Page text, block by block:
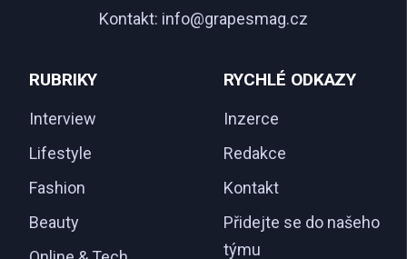
Kontakt: info@grapesmag.cz
RUBRIKY
Interview
Lifestyle
Fashion
Beauty
RYCHLÉ ODKAZY
Inzerce
Redakce
Kontakt
Přidejte se do našeho
týmu